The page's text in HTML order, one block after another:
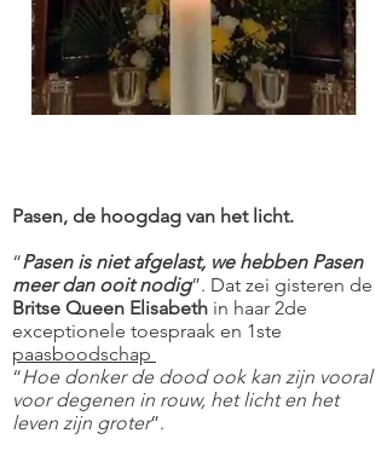
Pasen, de hoogdag van het licht.
“Pasen is niet afgelast, we hebben Pasen
meer dan ooit nodig”. Dat zei gisteren de
Britse Queen Elisabeth in haar 2de
exceptionele toespraak en 1ste
paasboodschap
“Hoe donker de dood ook kan zijn vooral
voor degenen in rouw, het licht en het
leven zijn groter”.